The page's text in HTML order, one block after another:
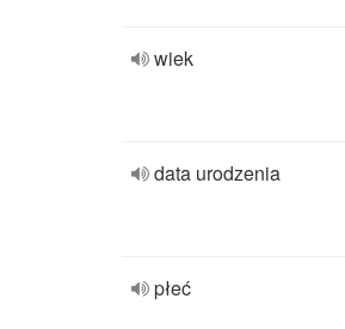
wiek
data urodzenia
płeć